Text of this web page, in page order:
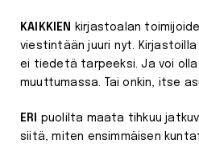
KAIKKIEN
kirjastoalan
viestintään juuri nyt.
ei tiedetä tarpeeksi. Ja voi
muuttumassa. Tai onkin, itse
ERI
puolilta maata tihkuu
siitä, miten ensimmäisen